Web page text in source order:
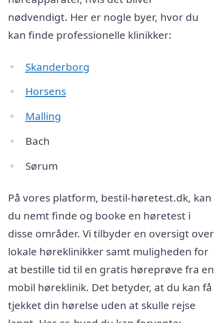
nødvendigt. Her er nogle byer, hvor du
kan finde professionelle klinikker:
Skanderborg
Horsens
Malling
Bach
Sørum
På vores platform, bestil-høretest.dk, kan
du nemt finde og booke en høretest i
disse områder. Vi tilbyder en oversigt over
lokale høreklinikker samt muligheden for
at bestille tid til en gratis høreprøve fra en
mobil høreklinik. Det betyder, at du kan få
tjekket din hørelse uden at skulle rejse